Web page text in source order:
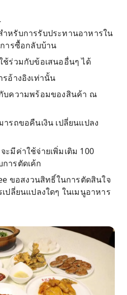
หรับการรับประทานอาหารใน
ารซื้อกลับบ้าน
ร่วมกับข้อเสนออื่นๆ ได้
อ้างอิงเท่านั้น
บความพร้อมของสินค้า ณ
รถขอคืนเงิน เปลี่ยนแปลง
ะมีค่าใช้จ่ายเพิ่มเติม 100
ารตัดเค้ก
ขอสงวนสิทธิ์ในการตัดสินใจ
ปลี่ยนแปลงใดๆ ในเมนูอาหาร